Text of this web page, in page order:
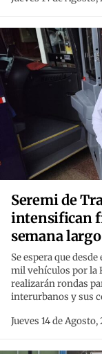
Seremi de
intensifican
semana largo
Se espera que
mil vehículos por la
realizarán rondas
interurbanos y sus
Jueves 14 de Agosto,